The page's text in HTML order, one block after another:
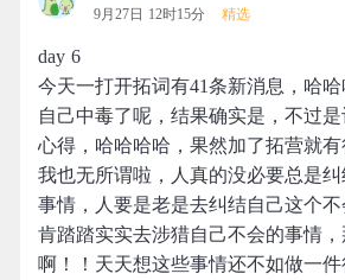
9月27日 12时15分 精选
day 6
今天一打开拓词有41条新消息，哈
自己中毒了呢，结果确实是，不过
心得，哈哈哈哈，果然加了拓营就有
我也无所谓啦，人真的没必要总是
事情，人要是老是去纠结自己这个
肯踏踏实实去涉猎自己不会的事情
啊！！天天想这些事情还不如做一